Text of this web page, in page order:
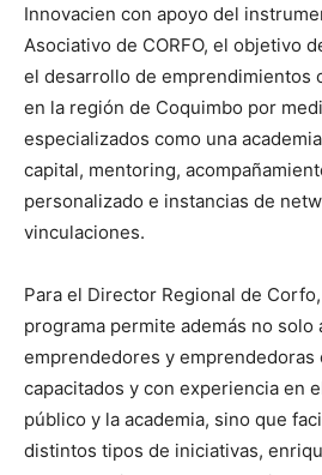
Innovacien con apoyo del
Asociativo de CORFO, el objetivo
el desarrollo de emprendimientos
en la región de Coquimbo por
especializados como una
capital, mentoring,
personalizado e instancias de
vinculaciones.
Para el Director Regional de
programa permite además no solo
emprendedores y emprendedoras
capacitados y con experiencia en
público y la academia, sino que
distintos tipos de iniciativas,